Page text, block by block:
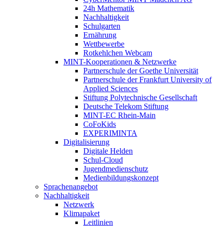
24h Mathematik
Nachhaltigkeit
Schulgarten
Ernährung
Wettbewerbe
Rotkehlchen Webcam
MINT-Kooperationen & Netzwerke
Partnerschule der Goethe Universität
Partnerschule der Frankfurt University of
Applied Sciences
Stiftung Polytechnische Gesellschaft
Deutsche Telekom Stiftung
MINT-EC Rhein-Main
CoFoKids
EXPERIMINTA
Digitalisierung
Digitale Helden
Schul-Cloud
Jugendmedienschutz
Medienbildungskonzept
Sprachenangebot
Nachhaltigkeit
Netzwerk
Klimapaket
Leitlinien